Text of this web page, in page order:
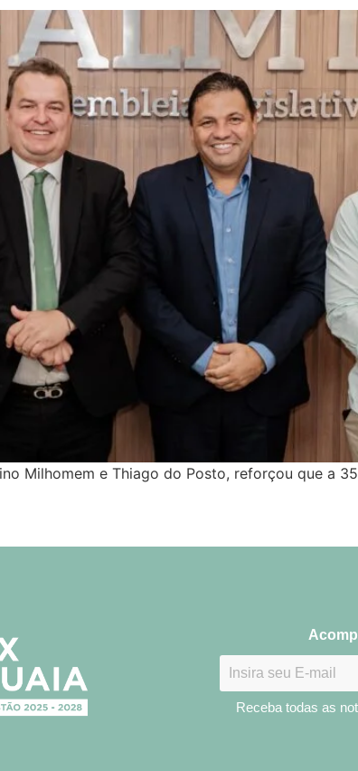
Milhomem e Thiago do Posto, reforçou que a
Receba todas as